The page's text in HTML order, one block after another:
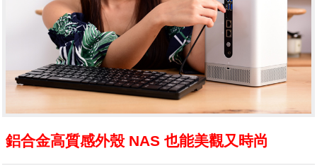
鋁合金高質感外殼 NAS 也能美觀又時尚